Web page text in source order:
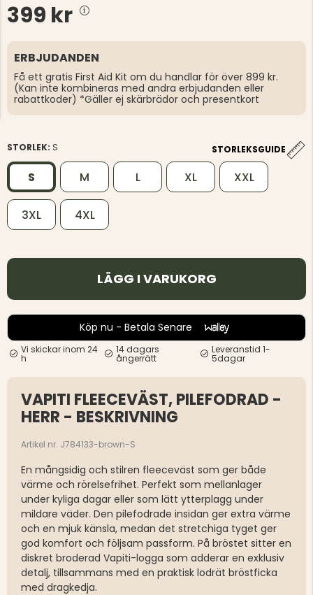
399 kr
ERBJUDANDEN
Få ett gratis First Aid Kit om du handlar för över 899 kr.
(Kan inte kombineras med andra erbjudanden eller
rabattkoder) *Gäller ej skärbrädor och presentkort
STORLEK: S STORLEKSGUIDE
S M L XL XXL
3XL 4XL
LÄGG I VARUKORG
Köp nu - Betala Senare
Vi skickar inom 24
h
14 dagars
ångerrätt
Leveranstid 1-
5dagar
VAPITI FLEECEVÄST, PILEFODRAD -
HERR - BESKRIVNING
Artikel nr. J784133-brown-S
En mångsidig och stilren fleeceväst som ger både
värme och rörelsefrihet. Perfekt som mellanlager
under kyliga dagar eller som lätt ytterplagg under
mildare väder. Den pilefodrade insidan ger extra värme
och en mjuk känsla, medan det stretchiga tyget ger
god komfort och följsam passform. På bröstet sitter en
diskret broderad Vapiti-logga som adderar en exklusiv
detalj, tillsammans med en praktisk lodrät bröstficka
med dragkedja.